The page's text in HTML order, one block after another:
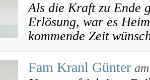
Als die Kraft zu Ende
Erlösung, war es
kommende Zeit
Fam Kranl Günter